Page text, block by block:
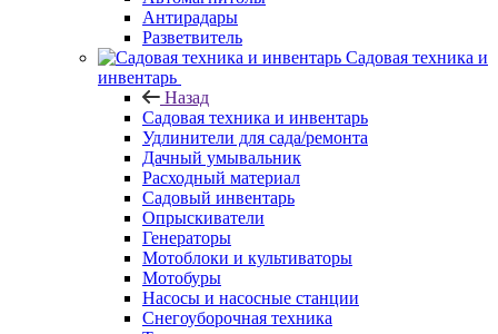
Антирадары
Разветвитель
Садовая техника и
инвентарь
Назад
Садовая техника и инвентарь
Удлинители для сада/ремонта
Дачный умывальник
Расходный материал
Садовый инвентарь
Опрыскиватели
Генераторы
Мотоблоки и культиваторы
Мотобуры
Насосы и насосные станции
Снегоуборочная техника